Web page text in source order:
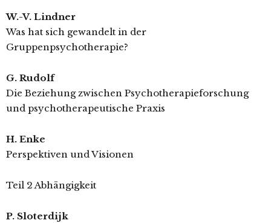
W.-V. Lindner
Was hat sich gewandelt in der
Gruppenpsychotherapie?
G. Rudolf
Die Beziehung zwischen Psychotherapieforschung
und psychotherapeutische Praxis
H. Enke
Perspektiven und Visionen
Teil 2 Abhängigkeit
P. Sloterdijk